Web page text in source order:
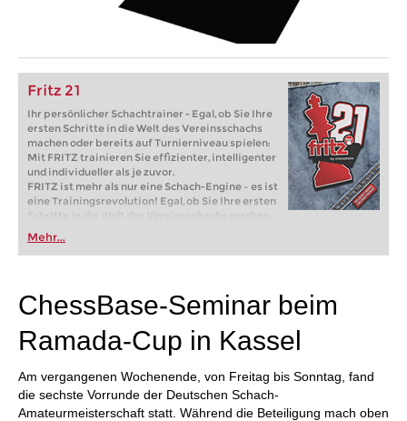
Fritz 21
Ihr persönlicher Schachtrainer - Egal, ob Sie Ihre
ersten Schritte in die Welt des Vereinsschachs
machen oder bereits auf Turnierniveau spielen:
Mit FRITZ trainieren Sie effizienter, intelligenter
und individueller als je zuvor.
FRITZ ist mehr als nur eine Schach-Engine – es ist
eine Trainingsrevolution! Egal, ob Sie Ihre ersten
Schritte in die Welt des Vereinsschachs machen
oder bereits auf Turnierniveau spielen: Mit
FRITZ trainieren Sie effizienter, intelligenter und
individueller als je zuvor.
Mehr...
ChessBase-Seminar beim
Ramada-Cup in Kassel
Am vergangenen Wochenende, von Freitag bis Sonntag, fand
die sechste Vorrunde der Deutschen Schach-
Amateurmeisterschaft statt. Während die Beteiligung mach oben